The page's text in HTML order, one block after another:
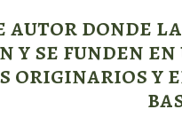
autor donde
y se funden
originarios y